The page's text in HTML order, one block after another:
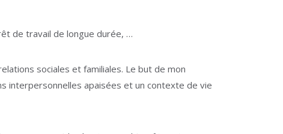
de travail de longue durée, …
sociales et familiales. Le but de mon
interpersonnelles apaisées et un contexte de vie